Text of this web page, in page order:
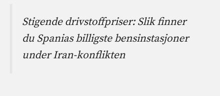
Stigende drivstoffpriser: Slik finner
du Spanias billigste bensinstasjoner
under Iran-konflikten